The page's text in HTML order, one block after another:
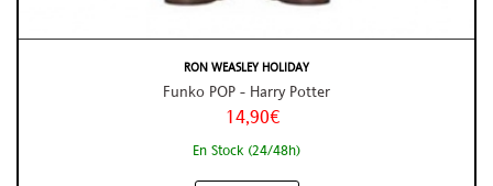
RON WEASLEY HOLIDAY
Funko POP - Harry Potter
14,90€
En Stock (24/48h)